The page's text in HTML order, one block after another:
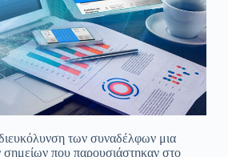
των συναδέλφων μια
που παρουσιάστηκαν στο